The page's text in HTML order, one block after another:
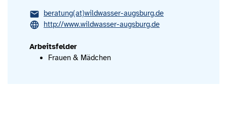
beratung(at)wildwasser-augsburg.de
http://www.wildwasser-augsburg.de
Arbeitsfelder
Frauen & Mädchen